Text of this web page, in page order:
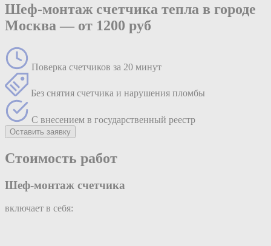
Шеф-монтаж счетчика тепла в городе
Москва — от 1200 руб
Поверка счетчиков за 20 минут
Без снятия счетчика и нарушения пломбы
С внесением в государственный реестр
Оставить заявку
Стоимость работ
Шеф-монтаж счетчика
включает в себя: